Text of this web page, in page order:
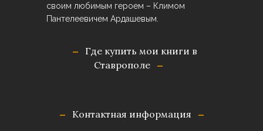
своим любимым героем – Климом
Пантелеевичем Ардашевым.
Где купить мои книги в
Ставрополе
Контактная информация